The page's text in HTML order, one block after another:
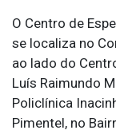
O Centro de
se localiza no
ao lado do
Luís Raimundo
Policlínica
Pimentel, no